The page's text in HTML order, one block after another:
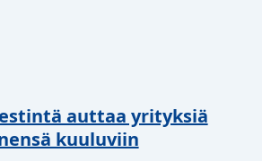
auttaa yrityksiä
kuuluviin